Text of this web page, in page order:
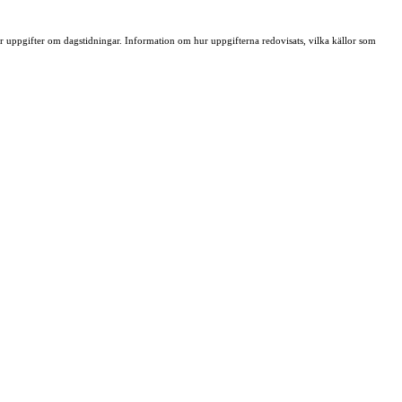
uppgifter om dagstidningar. Information om hur uppgifterna redovisats, vilka källor som